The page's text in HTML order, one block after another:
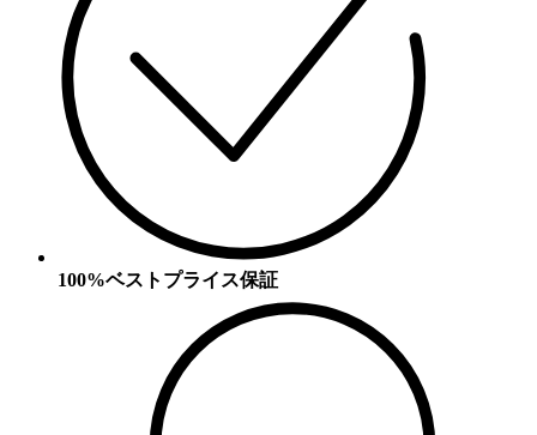
100%ベストプライス保証